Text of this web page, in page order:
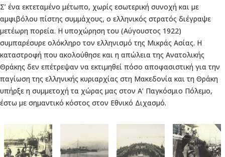
Σ’ ένα εκτεταμένο μέτωπο, χωρίς εσωτερική συνοχή και με
αμφιβόλου πίστης συμμάχους, ο ελληνικός στρατός διέγραψε
μετέωρη πορεία. Η υποχώρηση του (Αύγουστος 1922)
συμπαρέσυρε ολόκληρο τον ελληνισμό της Μικράς Ασίας. Η
καταστροφή που ακολούθησε και η απώλεια της Ανατολικής
Θράκης δεν επέτρεψαν να εκτιμηθεί πόσο αποφασιστική για την
παγίωση της ελληνικής κυριαρχίας στη Μακεδονία και τη Θράκη
υπήρξε η συμμετοχή τα χώρας μας στον Α’ Παγκόσμιο Πόλεμο,
έστω με σημαντικό κόστος στον Εθνικό Διχασμό.